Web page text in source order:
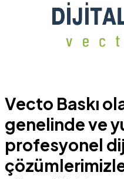
Vecto Baskı
genelinde ve
profesyonel